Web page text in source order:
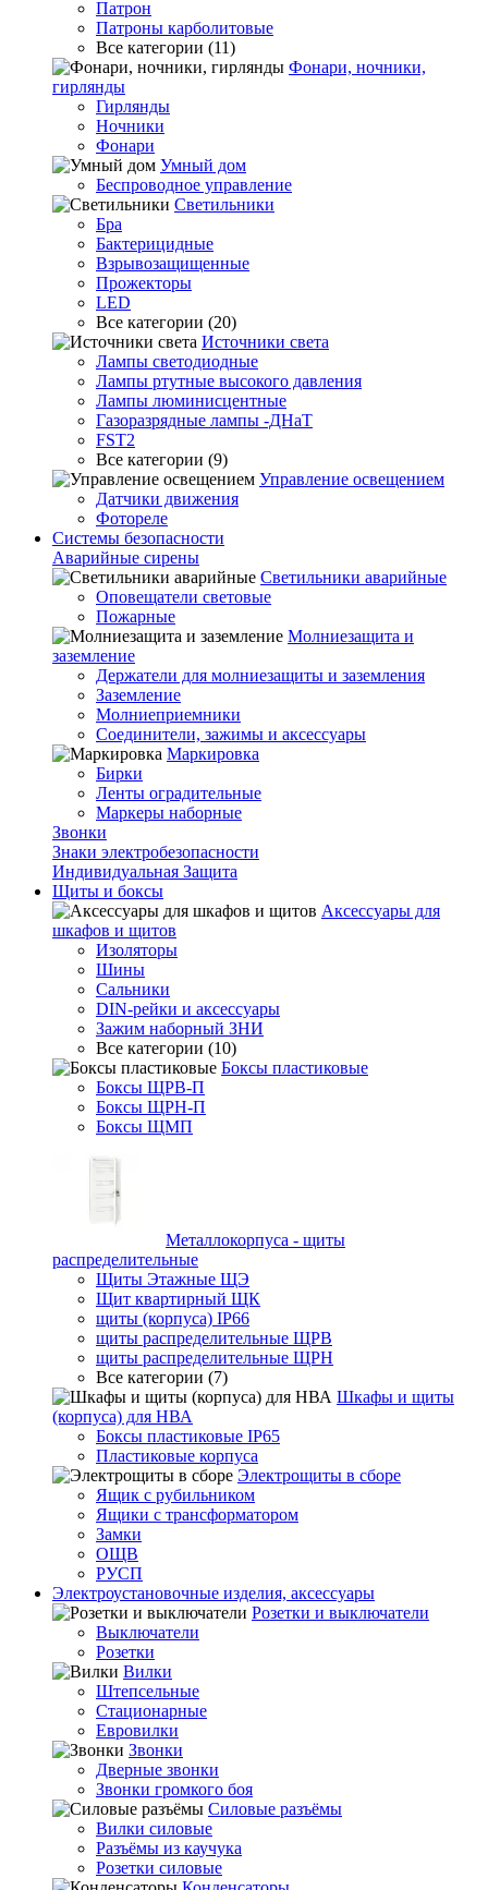
Патрон
Патроны карболитовые
Все категории (11)
Фонари, ночники,
гирлянды
Гирлянды
Ночники
Фонари
Умный дом
Беспроводное управление
Светильники
Бра
Бактерицидные
Взрывозащищенные
Прожекторы
LED
Все категории (20)
Источники света
Лампы светодиодные
Лампы ртутные высокого давления
Лампы люминисцентные
Газоразрядные лампы -ДНаТ
FST2
Все категории (9)
Управление освещением
Датчики движения
Фотореле
Системы безопасности
Аварийные сирены
Светильники аварийные
Оповещатели световые
Пожарные
Молниезащита и
заземление
Держатели для молниезащиты и заземления
Заземление
Молниеприемники
Соединители, зажимы и аксессуары
Маркировка
Бирки
Ленты оградительные
Маркеры наборные
Звонки
Знаки электробезопасности
Индивидуальная Защита
Щиты и боксы
Аксессуары для
шкафов и щитов
Изоляторы
Шины
Сальники
DIN-рейки и аксессуары
Зажим наборный ЗНИ
Все категории (10)
Боксы пластиковые
Боксы ЩРВ-П
Боксы ЩРН-П
Боксы ЩМП
Металлокорпуса - щиты
распределительные
Щиты Этажные ЩЭ
Щит квартирный ЩК
щиты (корпуса) IP66
щиты распределительные ЩРВ
щиты распределительные ЩРН
Все категории (7)
Шкафы и щиты
(корпуса) для НВА
Боксы пластиковые IP65
Пластиковые корпуса
Электрощиты в сборе
Ящик с рубильником
Ящики с трансформатором
Замки
ОЩВ
РУСП
Электроустановочные изделия, аксессуары
Розетки и выключатели
Выключатели
Розетки
Вилки
Штепсельные
Стационарные
Евровилки
Звонки
Дверные звонки
Звонки громкого боя
Силовые разъёмы
Вилки силовые
Разъёмы из каучука
Розетки силовые